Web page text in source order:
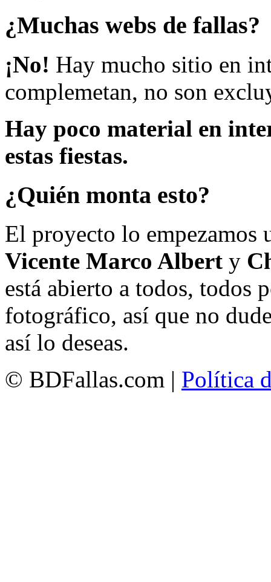
¿Muchas webs de fallas?
¡No! Hay mucho sitio en
complemetan, no son
Hay poco material en
estas fiestas.
¿Quién monta esto?
El proyecto lo empezamos
Vicente Marco Albert y
está abierto a todos, todos
fotográfico, así que no
así lo deseas.
© BDFallas.com | Política